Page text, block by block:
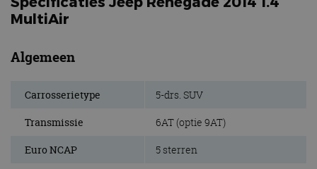
MultiAir
Algemeen
Carrosserietype 5-drs. SUV
Transmissie 6AT (optie 9AT)
Euro NCAP 5 sterren